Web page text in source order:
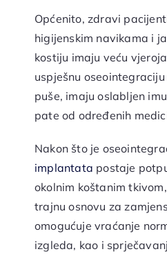
Općenito, zdravi
higijenskim navikama i
kostiju imaju veću
uspješnu
puše, imaju oslabljen
pate od određenih
Nakon što je
implantata postaje
okolnim koštanim
trajnu osnovu za
omogućuje vraćanje
izgleda, kao i